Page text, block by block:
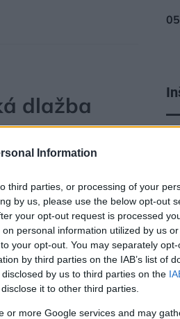
Information
third parties, or processing of your
by us, please use the below opt-out
your opt-out request is processed
personal information utilized by us
your opt-out. You may separately
by third parties on the IAB’s list of
by us to third parties on the
it to other third parties.
or more Google services and may
dlažba
ideálne dlaždice, a to najmä
to vlastnosti, ktoré sa v
najviac. Veľkoformátové
aj v obývacej izbe a
pri podlahovom vykurovaní.
odpor; teplo veľmi dobre
uvoľňuje.